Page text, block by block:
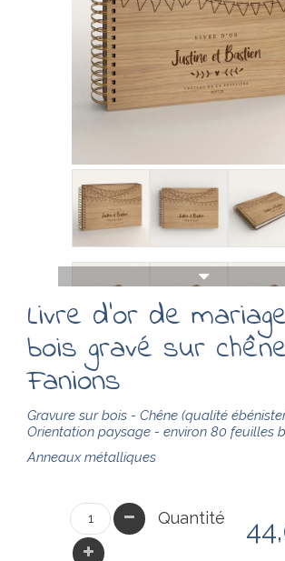
Livre d'or de
bois gravé sur
Fanions
Gravure sur bois - Chêne (qualité
Orientation paysage - environ 80 feuilles
Anneaux métalliques
Quantité